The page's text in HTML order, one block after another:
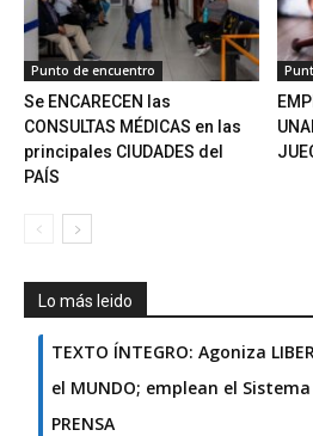
Punto de encuentro
Se ENCARECEN las
CONSULTAS MÉDICAS en las
principales CIUDADES del
PAÍS
Lo más leido
TEXTO ÍNTEGRO: Agoniza
el MUNDO; emplean el
PRENSA